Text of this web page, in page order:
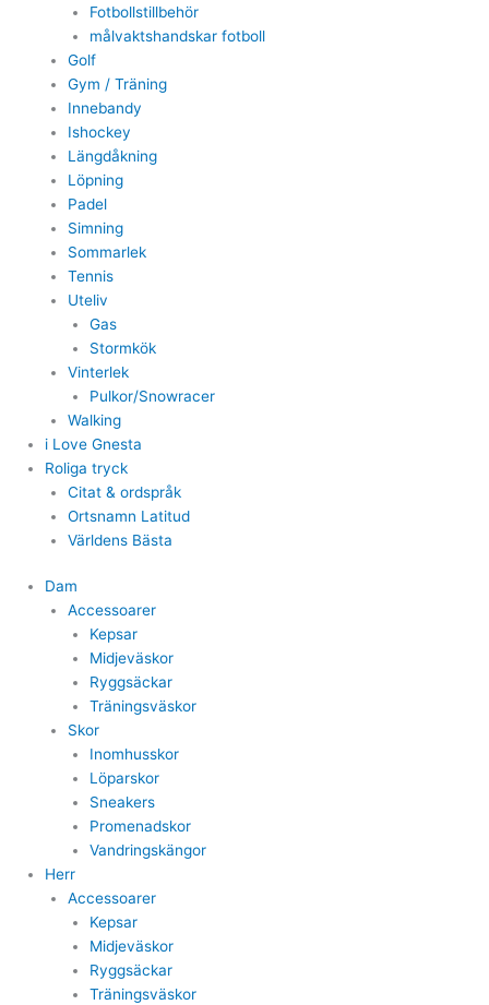
Fotbollstillbehör
målvaktshandskar fotboll
Golf
Gym / Träning
Innebandy
Ishockey
Längdåkning
Löpning
Padel
Simning
Sommarlek
Tennis
Uteliv
Gas
Stormkök
Vinterlek
Pulkor/Snowracer
Walking
i Love Gnesta
Roliga tryck
Citat & ordspråk
Ortsnamn Latitud
Världens Bästa
Dam
Accessoarer
Kepsar
Midjeväskor
Ryggsäckar
Träningsväskor
Skor
Inomhusskor
Löparskor
Sneakers
Promenadskor
Vandringskängor
Herr
Accessoarer
Kepsar
Midjeväskor
Ryggsäckar
Träningsväskor